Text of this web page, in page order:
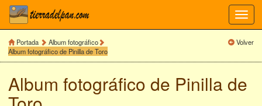
Portada
Album fotográfico
Album fotográfico de Pinilla de Toro
Volver
Album fotográfico de Pinilla de